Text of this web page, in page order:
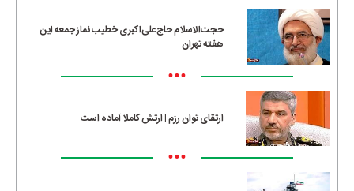
حجت‌الاسلام حاج‌علی‌اکبری خطیب نماز جمعه این
هفته تهران
•••
ارتقای توان رزم | ارتش کاملا آماده است
•••